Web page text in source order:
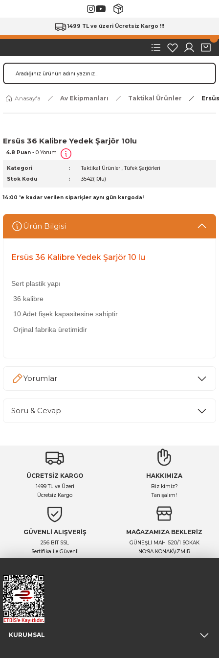
1499 TL ve üzeri Ücretsiz Kargo !!!
Anasayfa Av Ekipmanları Taktikal Ürünler
Ersüs 36 Kalibre Yedek Şarjör 10lu
4.8 Puan - 0 Yorum
Kategori Taktikal Ürünler ,Tüfek Şarjörleri
Stok Kodu
3542(10lu)
14:00 'e kadar verilen siparişler aynı gün kargoda!
Ürün Bilgisi
Ersüs 36 Kalibre Yedek Şarjör 10 lu
Sert plastik yapı
36 kalibre
10 Adet fişek kapasitesine sahiptir
Orjinal fabrika üretimidir
Yorumlar
Soru & Cevap
Ürün hakkında henüz soru sorulmamış.
ÜCRETSİZ KARGO
1499 TL ve Üzeri
Ücretsiz Kargo
HAKKIMIZA
Biz kimiz?
Tanışalım!
GÜVENLİ ALIŞVERİŞ
256 BIT SSL
Sertifika ile Güvenli
MAĞAZAMIZA BEKLERİZ
GÜNEŞLİ MAH. 520/1 SOKAK
NO:9A KONAK\İZMİR
KURUMSAL